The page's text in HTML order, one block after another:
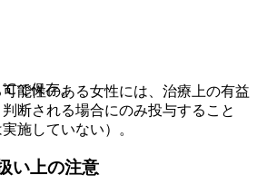
℃で保存。
能性のある女性には、治療上の有益
断される場合にのみ投与すること
施していない）。
い上の注意